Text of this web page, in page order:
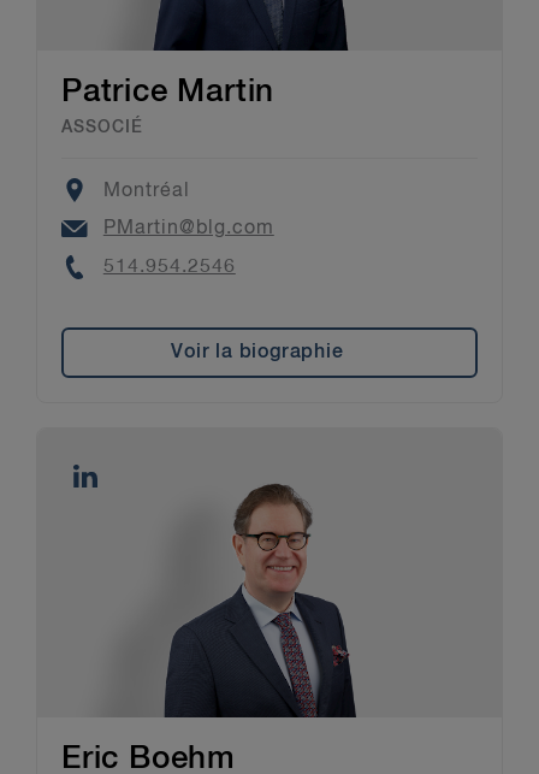
Patrice Martin
ASSOCIÉ
Location
Montréal
Email
PMartin@blg.com
Phone
514.954.2546
Voir la biographie
Eric Boehm